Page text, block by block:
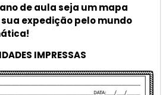
de aula seja um mapa
expedição pelo mundo
IMPRESSAS